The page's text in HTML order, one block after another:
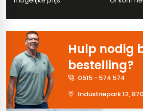
Hulp nodig
bestelling?
0515 - 574 574
Industriepark 12,